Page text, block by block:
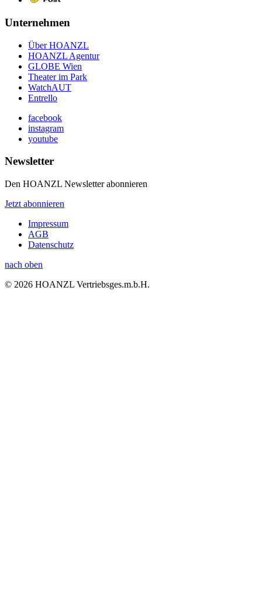
Unternehmen
Über HOANZL
HOANZL Agentur
GLOBE Wien
Theater im Park
WatchAUT
Entrello
facebook
instagram
youtube
Newsletter
Den HOANZL Newsletter abonnieren
Jetzt abonnieren
Impressum
AGB
Datenschutz
nach oben
© 2026 HOANZL Vertriebsges.m.b.H.